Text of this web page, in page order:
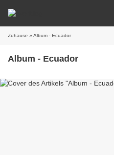
Zuhause » Album - Ecuador
Album - Ecuador